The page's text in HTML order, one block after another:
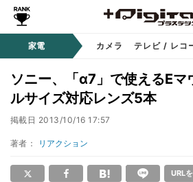
家電 カメラ テレビ / レコ
ソニー、「α7」で使えるEマ
ルサイズ対応レンズ5本
掲載日 2013/10/16 17:57
著者： リアクション
URL